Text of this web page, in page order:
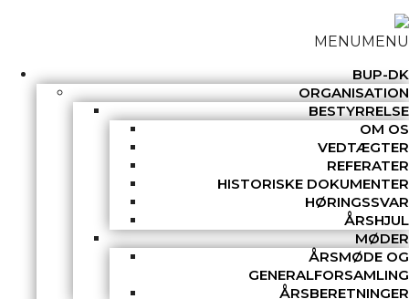
MENUMENU
BUP-DK
ORGANISATION
BESTYRRELSE
OM OS
VEDTÆGTER
REFERATER
HISTORISKE DOKUMENTER
HØRINGSSVAR
ÅRSHJUL
MØDER
ÅRSMØDE OG
GENERALFORSAMLING
ÅRSBERETNINGER